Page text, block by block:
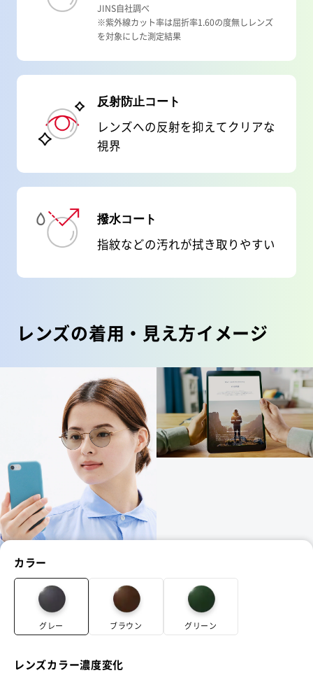
JINS自社調べ
※紫外線カット率は屈折率1.60の度無しレンズ
を対象にした測定結果
反射防止コート
レンズへの反射を抑えてクリアな
視界
撥水コート
指紋などの汚れが拭き取りやすい
レンズの着用・見え方イメージ
カラー
グレー ブラウン グリーン
レンズカラー濃度変化